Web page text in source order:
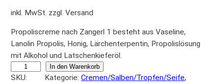
inkl. MwSt. zzgl. Versand
Propoliscreme nach Zangerl 1 besteht aus Vaseline,
Lanolin Propolis, Honig, Lärchenterpentin, Propolislösung
mit Alkohol und Latschenkieferöl.
r
In den Warenkorb
SKU:
Kategorie: Cremen/Salben/Tropfen/Seife